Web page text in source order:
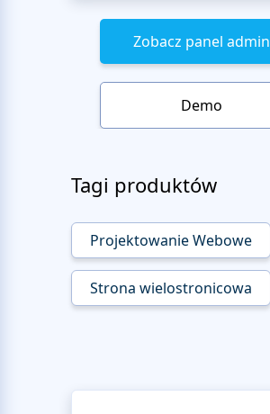
Zobacz panel admin
Demo
Tagi produktów
Projektowanie Webowe
Strona wielostronicowa